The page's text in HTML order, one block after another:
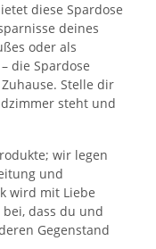
diese Spardose
deines
oder als
die Spardose
Stelle dir
steht und
wir legen
und
wird mit Liebe
dass du und
Gegenstand